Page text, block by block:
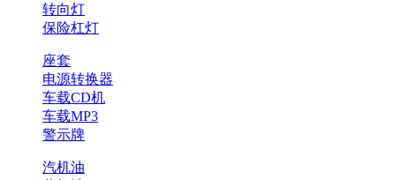
转向灯
保险杠灯
座套
电源转换器
车载CD机
车载MP3
警示牌
汽机油